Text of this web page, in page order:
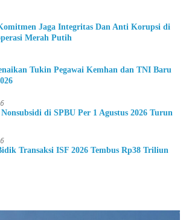
Jaga Integritas Dan Anti Korupsi di
Merah Putih
Tukin Pegawai Kemhan dan TNI Baru
di SPBU Per 1 Agustus 2026 Turun
Transaksi ISF 2026 Tembus Rp38 Triliun